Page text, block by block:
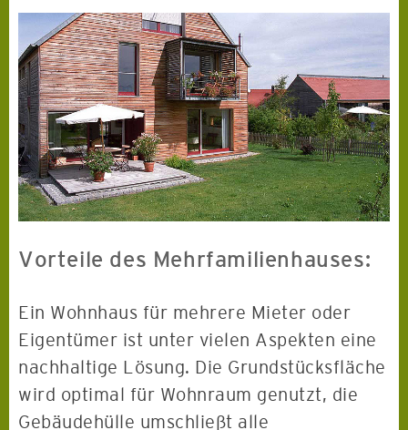
Vorteile des Mehrfamilienhauses:
Ein Wohnhaus für mehrere Mieter oder
Eigentümer ist unter vielen Aspekten eine
nachhaltige Lösung. Die Grundstücksfläche
wird optimal für Wohnraum genutzt, die
Gebäudehülle umschließt alle